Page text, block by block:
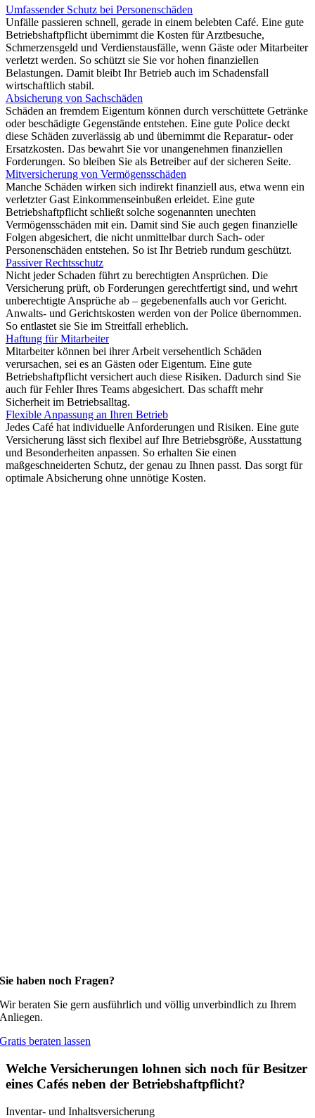
Umfassender Schutz bei Personenschäden
Unfälle passieren schnell, gerade in einem belebten Café. Eine gute
Betriebshaftpflicht übernimmt die Kosten für Arztbesuche,
Schmerzensgeld und Verdienstausfälle, wenn Gäste oder Mitarbeiter
verletzt werden. So schützt sie Sie vor hohen finanziellen
Belastungen. Damit bleibt Ihr Betrieb auch im Schadensfall
wirtschaftlich stabil.
Absicherung von Sachschäden
Schäden an fremdem Eigentum können durch verschüttete Getränke
oder beschädigte Gegenstände entstehen. Eine gute Police deckt
diese Schäden zuverlässig ab und übernimmt die Reparatur- oder
Ersatzkosten. Das bewahrt Sie vor unangenehmen finanziellen
Forderungen. So bleiben Sie als Betreiber auf der sicheren Seite.
Mitversicherung von Vermögensschäden
Manche Schäden wirken sich indirekt finanziell aus, etwa wenn ein
verletzter Gast Einkommenseinbußen erleidet. Eine gute
Betriebshaftpflicht schließt solche sogenannten unechten
Vermögensschäden mit ein. Damit sind Sie auch gegen finanzielle
Folgen abgesichert, die nicht unmittelbar durch Sach- oder
Personenschäden entstehen. So ist Ihr Betrieb rundum geschützt.
Passiver Rechtsschutz
Nicht jeder Schaden führt zu berechtigten Ansprüchen. Die
Versicherung prüft, ob Forderungen gerechtfertigt sind, und wehrt
unberechtigte Ansprüche ab – gegebenenfalls auch vor Gericht.
Anwalts- und Gerichtskosten werden von der Police übernommen.
So entlastet sie Sie im Streitfall erheblich.
Haftung für Mitarbeiter
Mitarbeiter können bei ihrer Arbeit versehentlich Schäden
verursachen, sei es an Gästen oder Eigentum. Eine gute
Betriebshaftpflicht versichert auch diese Risiken. Dadurch sind Sie
auch für Fehler Ihres Teams abgesichert. Das schafft mehr
Sicherheit im Betriebsalltag.
Flexible Anpassung an Ihren Betrieb
Jedes Café hat individuelle Anforderungen und Risiken. Eine gute
Versicherung lässt sich flexibel auf Ihre Betriebsgröße, Ausstattung
und Besonderheiten anpassen. So erhalten Sie einen
maßgeschneiderten Schutz, der genau zu Ihnen passt. Das sorgt für
optimale Absicherung ohne unnötige Kosten.
Sie haben noch Fragen?
Wir beraten Sie gern ausführlich und völlig unverbindlich zu Ihrem
Anliegen.
Gratis beraten lassen
Welche Versicherungen lohnen sich noch für Besitzer
eines Cafés neben der Betriebshaftpflicht?
Inventar- und Inhaltsversicherung